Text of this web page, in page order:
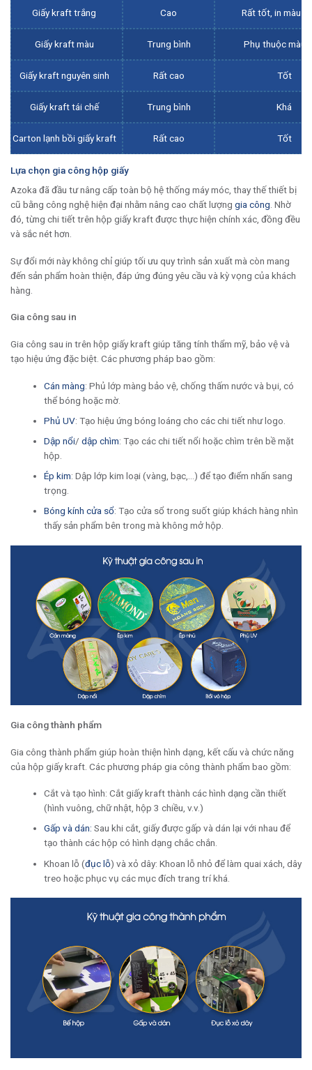
Giấy kraft trắng Cao Rất tốt, in màu
Giấy kraft màu Trung bình Phụ thuộc màu
Giấy kraft nguyên sinh Rất cao Tốt
Giấy kraft tái chế Trung bình Khá
Carton lạnh bồi giấy kraft Rất cao Tốt
Lựa chọn gia công hộp giấy
Azoka đã đầu tư nâng cấp toàn bộ hệ thống máy móc, thay thế thiết bị
cũ bằng công nghệ hiện đại nhằm nâng cao chất lượng gia công . Nhờ
đó, từng chi tiết trên hộp giấy kraft được thực hiện chính xác, đồng đều
và sắc nét hơn.
Sự đổi mới này không chỉ giúp tối ưu quy trình sản xuất mà còn mang
đến sản phẩm hoàn thiện, đáp ứng đúng yêu cầu và kỳ vọng của khách
hàng.
Gia công sau in
Gia công sau in trên hộp giấy kraft giúp tăng tính thẩm mỹ, bảo vệ và
tạo hiệu ứng đặc biệt. Các phương pháp bao gồm:
Cán màng: Phủ lớp màng bảo vệ, chống thấm nước và bụi, có
thể bóng hoặc mờ.
Phủ UV: Tạo hiệu ứng bóng loáng cho các chi tiết như logo.
Dập nổi/ dập chìm: Tạo các chi tiết nổi hoặc chìm trên bề mặt
hộp.
Ép kim: Dập lớp kim loại (vàng, bạc,…) để tạo điểm nhấn sang
trọng.
Bóng kính cửa sổ: Tạo cửa sổ trong suốt giúp khách hàng nhìn
thấy sản phẩm bên trong mà không mở hộp.
Gia công thành phẩm
Gia công thành phẩm giúp hoàn thiện hình dạng, kết cấu và chức năng
của hộp giấy kraft. Các phương pháp gia công thành phẩm bao gồm:
Cắt và tạo hình: Cắt giấy kraft thành các hình dạng cần thiết
(hình vuông, chữ nhật, hộp 3 chiều, v.v.)
Gấp và dán: Sau khi cắt, giấy được gấp và dán lại với nhau để
tạo thành các hộp có hình dạng chắc chắn.
Khoan lỗ (đục lỗ) và xỏ dây: Khoan lỗ nhỏ để làm quai xách, dây
treo hoặc phục vụ các mục đích trang trí khá.